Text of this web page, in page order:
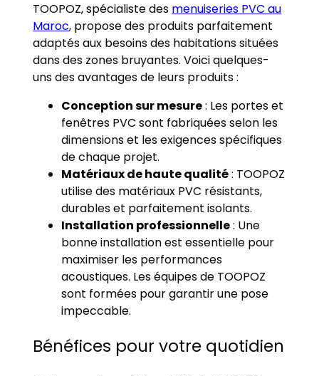
TOOPOZ, spécialiste des menuiseries PVC au
Maroc, propose des produits parfaitement
adaptés aux besoins des habitations situées
dans des zones bruyantes. Voici quelques-
uns des avantages de leurs produits :
Conception sur mesure: Les portes et
fenêtres PVC sont fabriquées selon les
dimensions et les exigences spécifiques
de chaque projet.
Matériaux de haute qualité: TOOPOZ
utilise des matériaux PVC résistants,
durables et parfaitement isolants.
Installation professionnelle: Une
bonne installation est essentielle pour
maximiser les performances
acoustiques. Les équipes de TOOPOZ
sont formées pour garantir une pose
impeccable.
Bénéfices pour votre quotidien